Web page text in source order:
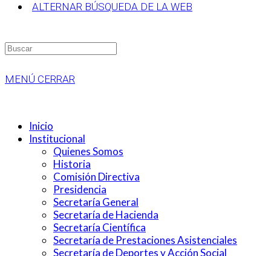
ALTERNAR BÚSQUEDA DE LA WEB
MENÚ CERRAR
Inicio
Institucional
Quienes Somos
Historia
Comisión Directiva
Presidencia
Secretaría General
Secretaría de Hacienda
Secretaría Científica
Secretaría de Prestaciones Asistenciales
Secretaría de Deportes y Acción Social